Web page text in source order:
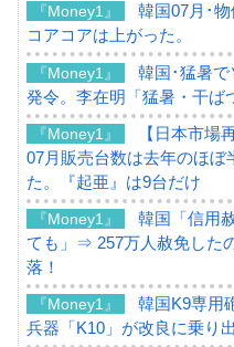
『Money1』
韓国07月･
コアコアは上がった。
『Money1』
韓国･猛暑で
発令。李在明「猛暑・干ば
『Money1』
【日本市場
07月販売台数は去年のほぼ
た。『起亜』は9台だけ
『Money1』
韓国「信用
ても」⇒ 257万人赦免した
落！
『Money1』
韓国K9専用
兵器「K10」が改良に乗り出